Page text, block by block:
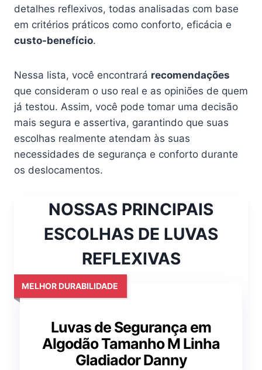
detalhes reflexivos, todas analisadas com base
em critérios práticos como conforto, eficácia e
custo-benefício.
Nessa lista, você encontrará recomendações
que consideram o uso real e as opiniões de quem
já testou. Assim, você pode tomar uma decisão
mais segura e assertiva, garantindo que suas
escolhas realmente atendam às suas
necessidades de segurança e conforto durante
os deslocamentos.
NOSSAS PRINCIPAIS
ESCOLHAS DE LUVAS
REFLEXIVAS
Luvas de Segurança em
Algodão Tamanho M Linha
Gladiador Danny
MELHOR DURABILIDADE